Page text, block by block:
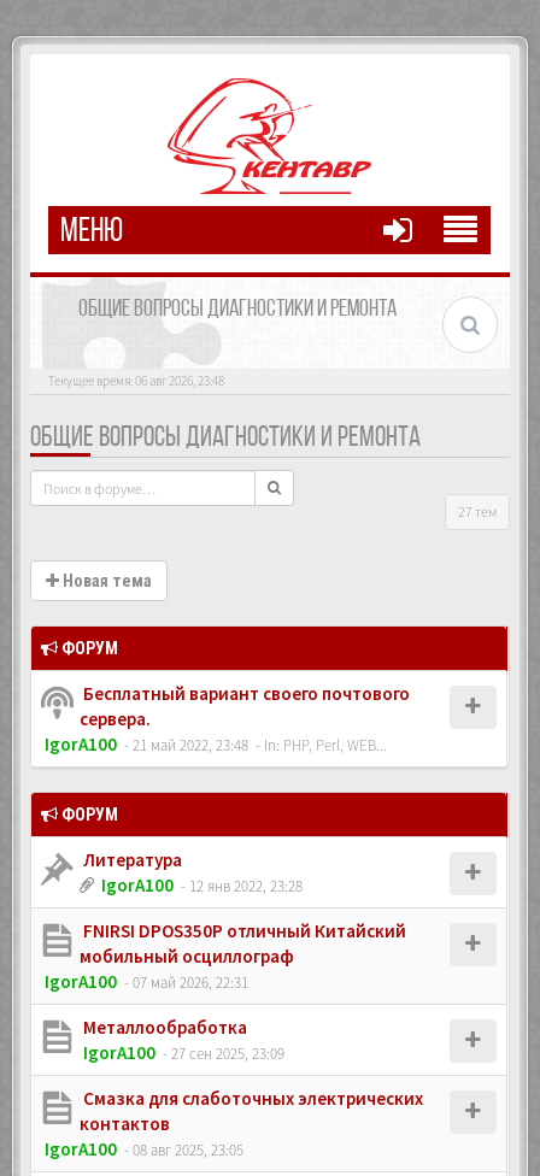
МЕНЮ
ОБЩИЕ ВОПРОСЫ ДИАГНОСТИКИ И РЕМОНТА
Текущее время: 06 авг 2026, 23:48
ОБЩИЕ ВОПРОСЫ ДИАГНОСТИКИ И РЕМОНТА
27 тем
Новая тема
ФОРУМ
Бесплатный вариант своего почтового
сервера.
IgorA100 - 21 май 2022, 23:48 - In: PHP, Perl, WEB...
ФОРУМ
Литература
IgorA100 - 12 янв 2022, 23:28
FNIRSI DPOS350P отличный Китайский
мобильный осциллограф
IgorA100 - 07 май 2026, 22:31
Металлообработка
IgorA100 - 27 сен 2025, 23:09
Смазка для слаботочных электрических
контактов
IgorA100 - 08 авг 2025, 23:05